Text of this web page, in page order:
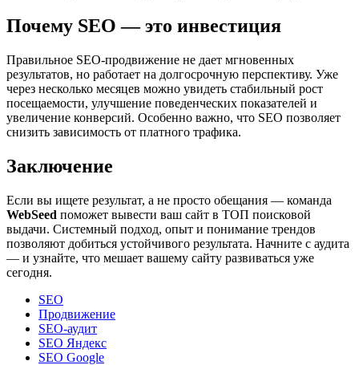
Почему SEO — это инвестиция
Правильное SEO-продвижение не дает мгновенных
результатов, но работает на долгосрочную перспективу. Уже
через несколько месяцев можно увидеть стабильный рост
посещаемости, улучшение поведенческих показателей и
увеличение конверсий. Особенно важно, что SEO позволяет
снизить зависимость от платного трафика.
Заключение
Если вы ищете результат, а не просто обещания — команда
WebSeed поможет вывести ваш сайт в ТОП поисковой
выдачи. Системный подход, опыт и понимание трендов
позволяют добиться устойчивого результата. Начните с аудита
— и узнайте, что мешает вашему сайту развиваться уже
сегодня.
SEO
Продвижение
SEO-аудит
SEO Яндекс
SEO Google